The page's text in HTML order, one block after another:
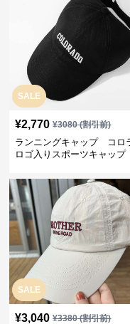
SALE
¥2,770 ¥3080(割引前)
ランニングキャップ コロ
ロゴ入りスポーツキャップ
SALE
¥3,040 ¥3380(割引前)